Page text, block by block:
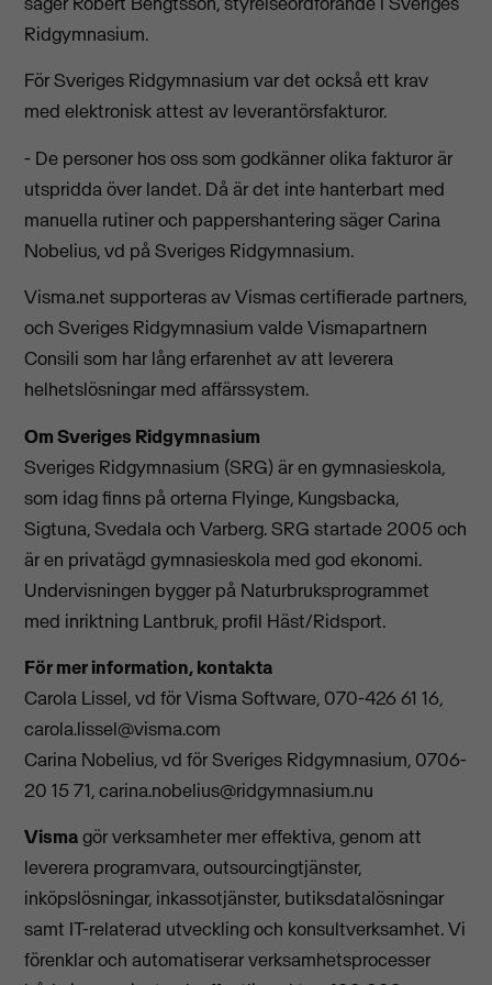
Ridgymnasium.
För Sveriges Ridgymnasium var det också ett krav
med elektronisk attest av leverantörsfakturor.
- De personer hos oss som godkänner olika fakturor är
utspridda över landet. Då är det inte hanterbart med
manuella rutiner och pappershantering säger Carina
Nobelius, vd på Sveriges Ridgymnasium.
Visma.net supporteras av Vismas certifierade partners,
och Sveriges Ridgymnasium valde Vismapartnern
Consili som har lång erfarenhet av att leverera
helhetslösningar med affärssystem.
Om Sveriges Ridgymnasium
Sveriges Ridgymnasium (SRG) är en gymnasieskola,
som idag finns på orterna Flyinge, Kungsbacka,
Sigtuna, Svedala och Varberg. SRG startade 2005 och
är en privatägd gymnasieskola med god ekonomi.
Undervisningen bygger på Naturbruksprogrammet
med inriktning Lantbruk, profil Häst/Ridsport.
För mer information, kontakta
Carola Lissel, vd för Visma Software, 070-426 61 16,
carola.lissel@visma.com
Carina Nobelius, vd för Sveriges Ridgymnasium, 0706-
20 15 71,carina.nobelius@ridgymnasium.nu
Vismagör verksamheter mer effektiva, genom att
leverera programvara, outsourcingtjänster,
inköpslösningar, inkassotjänster, butiksdatalösningar
samt IT-relaterad utveckling och konsultverksamhet. Vi
förenklar och automatiserar verksamhetsprocesser